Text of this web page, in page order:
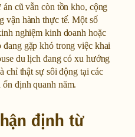
cũ vẫn còn tồn kho, cộng
vận hành thực tế. Một số
nghiệm kinh doanh hoặc
đang gặp khó trong việc khai
du lịch đang có xu hướng
chỉ thật sự sôi động tại các
định quanh năm.
định từ